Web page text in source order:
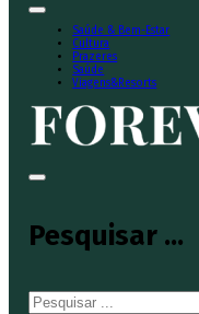
Saúde & Bem-Estar
Cultura
Prazeres
Saúde
Viagens&Resorts
Pesquisar ...
Pesquisar